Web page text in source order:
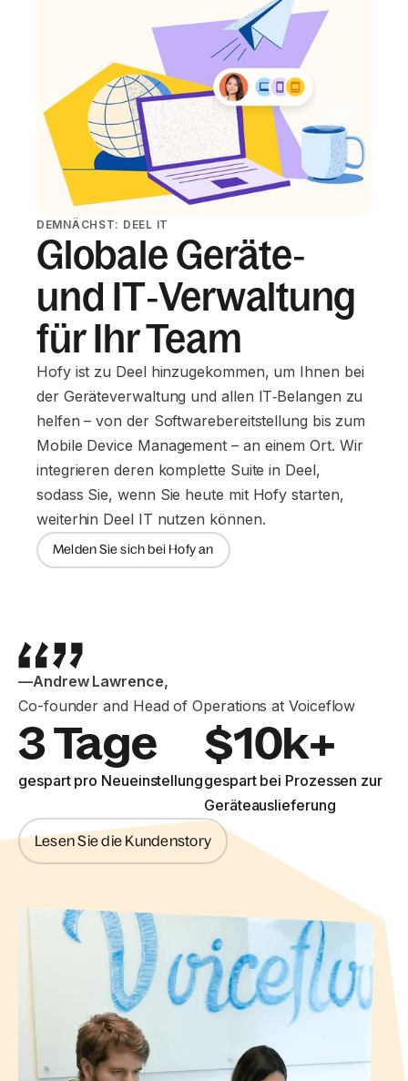
DEMNÄCHST: DEEL IT
Globale Geräte‑
und IT‑Verwaltung
für Ihr Team
Hofy ist zu Deel hinzugekommen, um Ihnen bei
der Geräteverwaltung und allen IT‑Belangen zu
helfen – von der Softwarebereitstellung bis zum
Mobile Device Management – an einem Ort. Wir
integrieren deren komplette Suite in Deel,
sodass Sie, wenn Sie heute mit Hofy starten,
weiterhin Deel IT nutzen können.
Melden Sie sich bei Hofy an
—Andrew Lawrence,
Co-founder and Head of Operations at Voiceflow
3 Tage
gespart pro Neueinstellung
$10k+
gespart bei Prozessen zur
Geräteauslieferung
Lesen Sie die Kundenstory